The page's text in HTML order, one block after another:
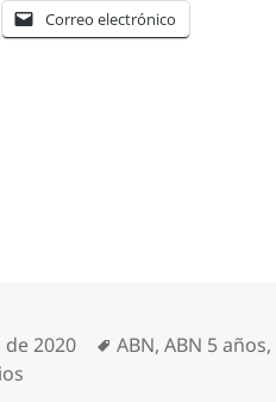
Correo electrónico
2020 Etiquetas
ABN,ABN 5 años,